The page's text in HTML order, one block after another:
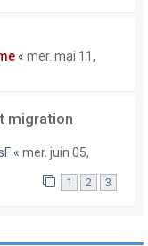
« mer. mai 11,
migration
« mer. juin 05,
1 2 3